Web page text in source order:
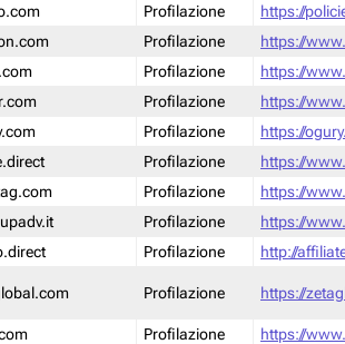
Profilazione
https://
Profilazione
https://
Profilazione
https://
Profilazione
https://
Profilazione
https://
Profilazione
https://
Profilazione
https://
Profilazione
https://
Profilazione
http://
Profilazione https://
Profilazione
https://